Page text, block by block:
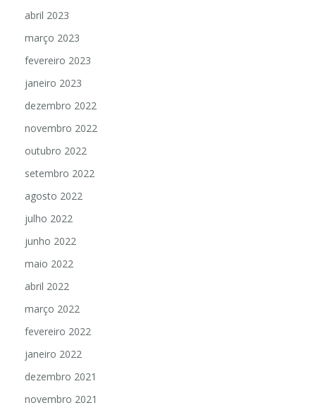
abril 2023
março 2023
fevereiro 2023
janeiro 2023
dezembro 2022
novembro 2022
outubro 2022
setembro 2022
agosto 2022
julho 2022
junho 2022
maio 2022
abril 2022
março 2022
fevereiro 2022
janeiro 2022
dezembro 2021
novembro 2021